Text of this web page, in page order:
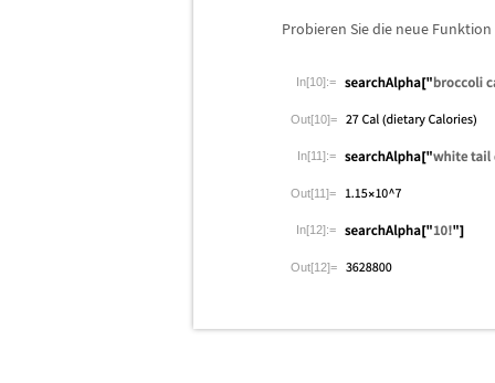
Probieren Sie die neue Funktion
In[10]:=
Out[10]=
In[11]:=
Out[11]=
In[12]:=
Out[12]=